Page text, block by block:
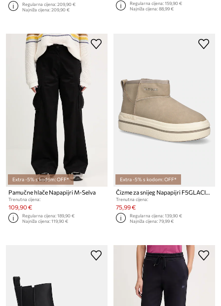
Regularna cijena:209,90 €
Najniža cijena:209,90 €
Regularna cijena:159,90 €
Najniža cijena:88,99 €
Extra -5% s kodom: OFF*
Pamučne hlače Napapijri M-Selva
Trenutna cijena:
109,90 €
Regularna cijena:189,90 €
Najniža cijena:119,90 €
Extra -5% s kodom: OFF*
Čizme za snijeg Napapijri F5GLACIER01/MIC
Trenutna cijena:
75,99 €
Regularna cijena:139,90 €
Najniža cijena:79,99 €